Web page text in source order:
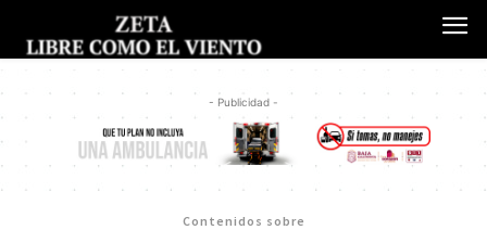
- Publicidad -
Contenidos sobre